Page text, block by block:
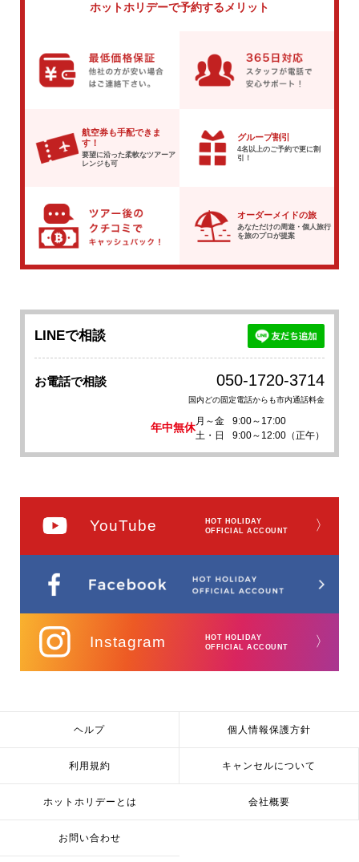
ホットホリデーで予約するメリット
航空券も手配できま
す！
要望に沿った柔軟なツアーア
レンジも可
グループ割引
4名以上のご予約で更に割
引！
オーダーメイドの旅
あなただけの周遊・個人旅行
を旅のプロが提案
LINEで相談
お電話で相談 050-1720-3714
国内どの固定電話からも市内通話料金
年中無休
月～金
9:00～17:00
土・日
9:00～12:00（正午）
YouTube
HOT HOLIDAY
OFFICIAL ACCOUNT
〉
Instagram
HOT HOLIDAY
OFFICIAL ACCOUNT
〉
ヘルプ 個人情報保護方針
利用規約 キャンセルについて
ホットホリデーとは 会社概要
お問い合わせ